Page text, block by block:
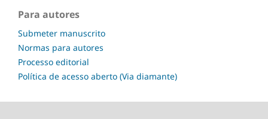
Para autores
Submeter manuscrito
Normas para autores
Processo editorial
Política de acesso aberto (Via diamante)